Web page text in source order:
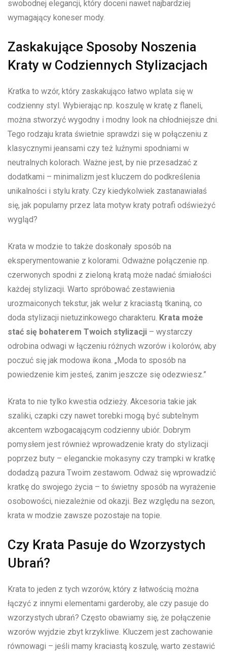
swobodnej elegancji, który doceni⁢ nawet najbardziej
wymagający koneser mody.
Zaskakujące Sposoby Noszenia
Kraty w Codziennych Stylizacjach
Kratka ⁣to wzór, który zaskakująco łatwo wplata się w
codzienny styl. Wybierając⁤ np. koszulę w kratę z flaneli,
można stworzyć wygodny i modny ⁢look na chłodniejsze dni.
Tego rodzaju krata świetnie sprawdzi‍ się w ​połączeniu z
klasycznymi jeansami czy ‌też luźnymi spodniami w
neutralnych kolorach. Ważne jest, by nie przesadzać z
dodatkami – minimalizm jest kluczem⁣ do podkreślenia
unikalności i stylu kraty. Czy‌ kiedykolwiek zastanawiałaś
się, jak popularny przez ‍lata motyw kraty potrafi odświeżyć
wygląd?
Krata w modzie to‍ także doskonały sposób na
eksperymentowanie z kolorami.⁢ Odważne ⁣połączenie np.
czerwonych spodni z zieloną kratą może nadać śmiałości
każdej stylizacji. Warto ‍spróbować zestawienia
⁤urozmaiconych tekstur, jak welur z kraciastą tkaniną, co
doda stylizacji nietuzinkowego charakteru. Krata może
stać się bohaterem Twoich stylizacji – wystarczy
odrobina odwagi w łączeniu różnych wzorów i ‌kolorów, aby
poczuć się jak modowa ikona. „Moda to sposób na
powiedzenie kim jesteś, zanim jeszcze się odezwiesz.”
Krata to nie tylko kwestia odzieży. Akcesoria takie jak
szaliki, czapki‍ czy nawet torebki mogą być subtelnym
akcentem wzbogacającym codzienny ubiór. Dobrym
pomysłem jest również‍ wprowadzenie kraty do stylizacji
poprzez buty‍ – eleganckie mokasyny czy trampki w kratkę
dodadzą pazura Twoim zestawom. Odważ się wprowadzić
kratkę do swojego życia‌ – ‌to świetny sposób na wyrażenie
osobowości, niezależnie od okazji. Bez względu na sezon,⁤
krata ⁣w modzie zawsze pozostaje na topie.
Czy Krata ‌Pasuje do Wzorzystych
Ubrań?
Krata to jeden z tych wzorów, który z łatwością można
łączyć‍ z innymi elementami‍ garderoby, ale czy pasuje do
wzorzystych ⁣ubrań? Często obawiamy się, że połączenie
wzorów wyjdzie zbyt‍ krzykliwe. Kluczem jest zachowanie
równowagi – jeśli mamy kraciastą ⁣koszulę, warto zestawić